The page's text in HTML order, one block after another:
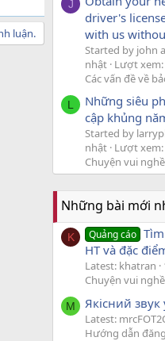
luận.
J
driver's
with us
Started by john
nhật Lượt xem:
Các vấn đề về
L
Những siêu
cập khủng
Started by
nhật Lượt xem:
Chuyện vui
Những bài mới
K Quảng cáo
HT và đặc
Latest: khatran
Chuyện vui
M Якісний
Latest:
Hướng dẫn